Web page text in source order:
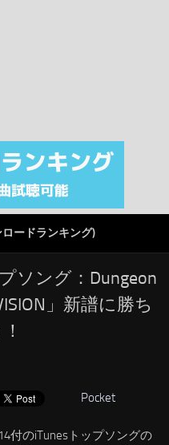
グ
ロードランキング)
ソング：Dungeon
」新譜に勝ち
Pocket
付のiTunesトップソングの